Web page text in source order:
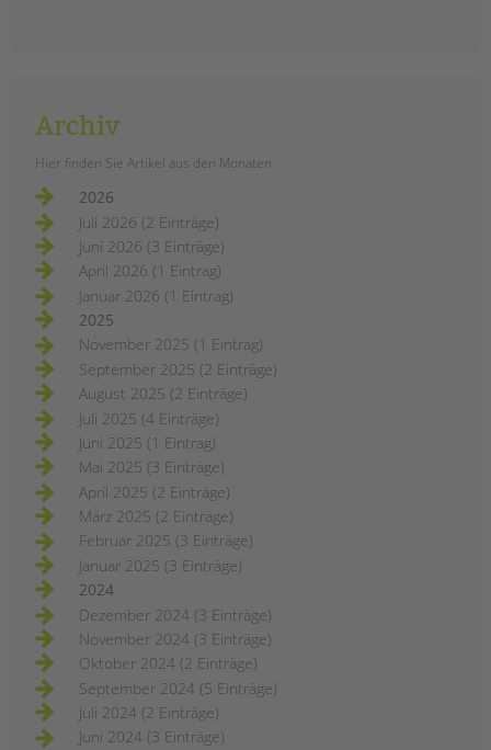
Zusatzqualifizierungen und
zahlreiche ein- bis mehrägigen
Kinderschutz, Eltern- und
Familienarbeit, Medienkompetenz,
Inklusion uvm.
weiterlesentandem
btl
akademie:
die
fortbildungen
Archiv
Hier finden Sie Artikel aus den Monaten
2026
Juli 2026 (2 Einträge)
Juni 2026 (3 Einträge)
April 2026 (1 Eintrag)
Januar 2026 (1 Eintrag)
2025
November 2025 (1 Eintrag)
September 2025 (2 Einträge)
August 2025 (2 Einträge)
Juli 2025 (4 Einträge)
Juni 2025 (1 Eintrag)
Mai 2025 (3 Einträge)
April 2025 (2 Einträge)
März 2025 (2 Einträge)
Februar 2025 (3 Einträge)
Januar 2025 (3 Einträge)
2024
Dezember 2024 (3 Einträge)
November 2024 (3 Einträge)
Oktober 2024 (2 Einträge)
September 2024 (5 Einträge)
Juli 2024 (2 Einträge)
Juni 2024 (3 Einträge)